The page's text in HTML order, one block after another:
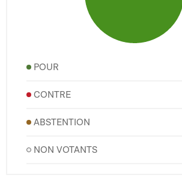
POUR
CONTRE
ABSTENTION
NON VOTANTS